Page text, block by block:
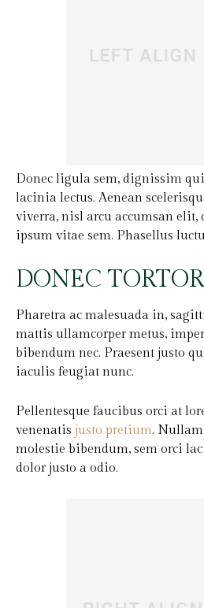
Donec ligula sem, dignissim
lacinia lectus. Aenean
viverra, nisl arcu accumsan elit,
ipsum vitae sem. Phasellus
DONEC
Pharetra ac malesuada in,
mattis ullamcorper metus,
bibendum nec. Praesent justo
iaculis feugiat nunc.
Pellentesque faucibus orci at
venenatis justo pretium. Nullam
molestie bibendum, sem orci
dolor justo a odio.